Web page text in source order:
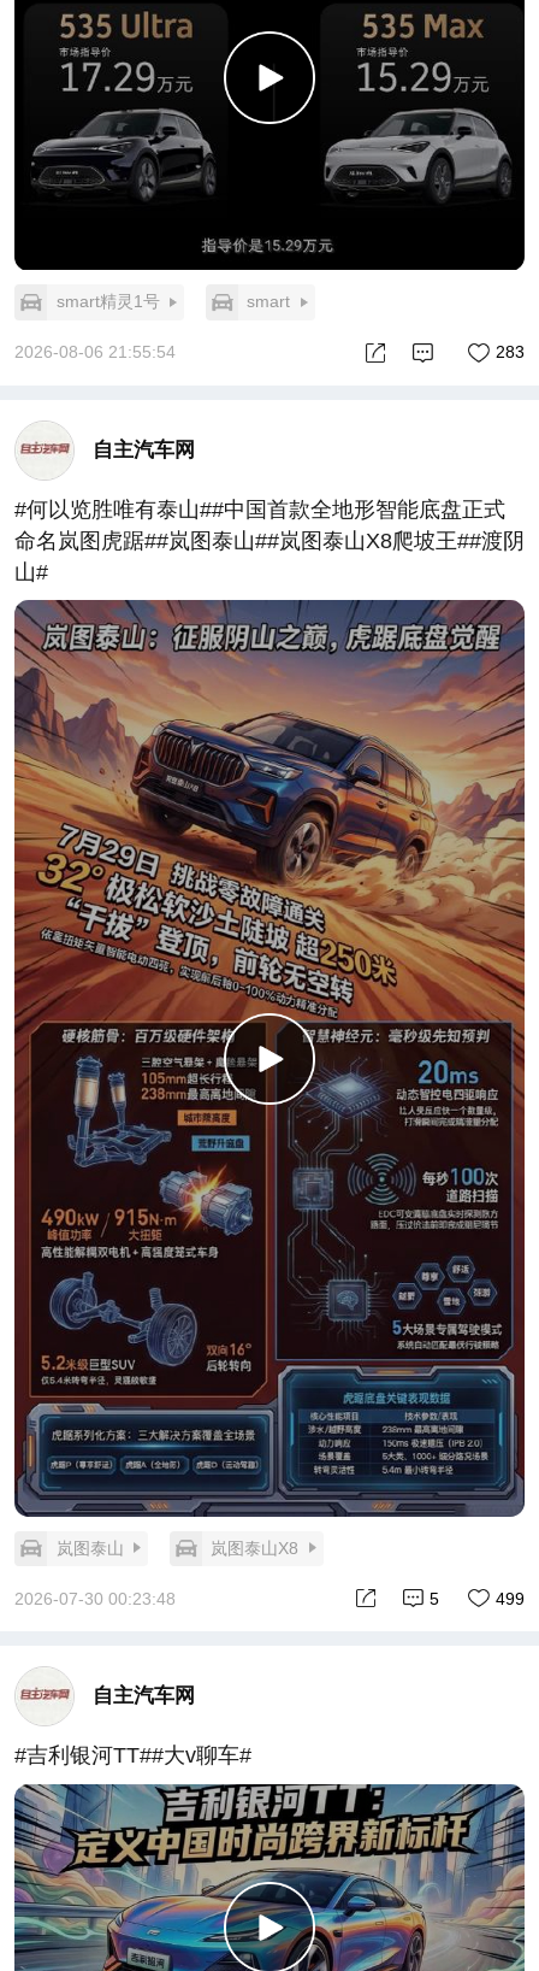
smart精灵1号 smart
2026-08-06 21:55:54 283
自主汽车网
#何以览胜唯有泰山##中国首款全地形智能底盘正式
命名岚图虎踞##岚图泰山##岚图泰山X8爬坡王##渡阴
山#
岚图泰山 岚图泰山X8
2026-07-30 00:23:48 499
5
自主汽车网
#吉利银河TT##大v聊车#